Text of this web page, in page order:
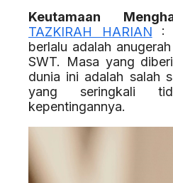
Keutamaan
TAZKIRAH HARIAN :
berlalu adalah
SWT. Masa yang
dunia ini adalah salah
yang seringkali
kepentingannya.